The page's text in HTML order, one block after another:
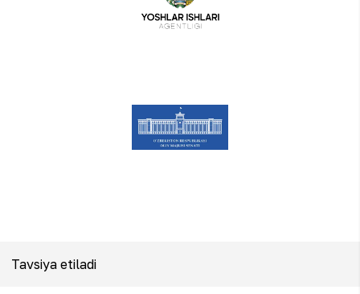
Tavsiya etiladi